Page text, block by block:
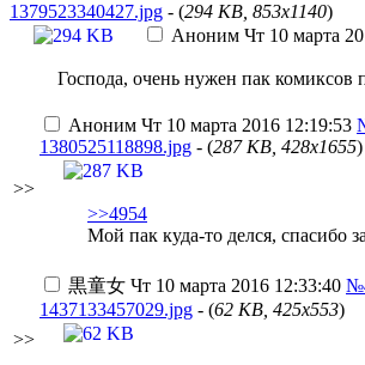
1379523340427.jpg - (294 KB, 853x1140)
Аноним Чт 10 марта
Господа, очень нужен пак комиксов
>>
Аноним Чт 10 марта 2016 12:19:53
1380525118898.jpg - (287 KB, 428x1655)
>>4954
Мой пак куда-то делся, спасибо
>>
黒童女 Чт 10 марта 2016 12:33:40
1437133457029.jpg - (62 KB, 425x553)